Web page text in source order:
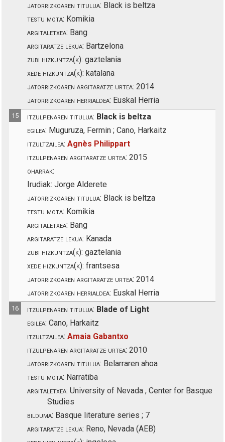
jatorrizkoaren titulua: Black is beltza
testu mota: Komikia
argitaletxea: Bang
argitaratze lekua: Bartzelona
zubi hizkuntza(k): gaztelania
xede hizkuntza(k): katalana
jatorrizkoaren argitaratze urtea: 2014
jatorrizkoaren herrialdea: Euskal Herria
15 itzulpenaren titulua: Black is beltza
egilea: Muguruza, Fermin ; Cano, Harkaitz
itzultzailea: Agnès Philippart
itzulpenaren argitaratze urtea: 2015
oharrak:
Irudiak: Jorge Alderete
jatorrizkoaren titulua: Black is beltza
testu mota: Komikia
argitaletxea: Bang
argitaratze lekua: Kanada
zubi hizkuntza(k): gaztelania
xede hizkuntza(k): frantsesa
jatorrizkoaren argitaratze urtea: 2014
jatorrizkoaren herrialdea: Euskal Herria
16 itzulpenaren titulua: Blade of Light
egilea: Cano, Harkaitz
itzultzailea: Amaia Gabantxo
itzulpenaren argitaratze urtea: 2010
jatorrizkoaren titulua: Belarraren ahoa
testu mota: Narratiba
argitaletxea: University of Nevada , Center for Basque
Studies
bilduma: Basque literature series ; 7
argitaratze lekua: Reno, Nevada (AEB)